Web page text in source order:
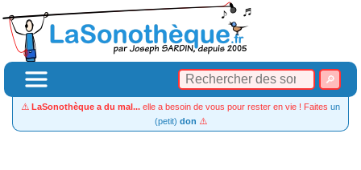
⚠️ LaSonothèque a du mal... elle a besoin de vous pour rester en vie ! Faites un
(petit) don ⚠️